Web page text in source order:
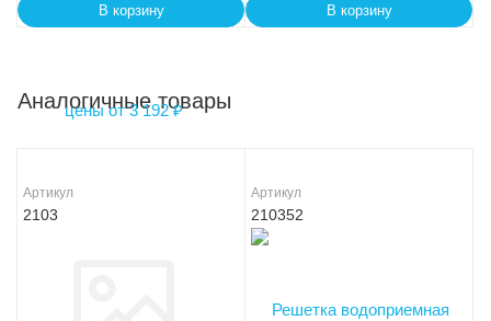
В корзину В корзину
Аналогичные товары
Артикул
2103
Артикул
210352